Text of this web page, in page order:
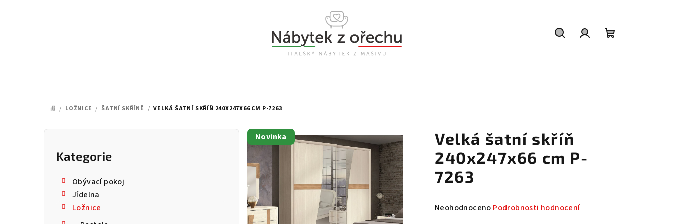
DOMŮ
/ LOŽNICE / ŠATNÍ SKŘÍNĚ / VELKÁ ŠATNÍ SKŘÍŇ 240X247X66 CM P-7263
P
Přeskočit
kategorie
Kategorie
Obývací pokoj
Jídelna
Ložnice
Velká šatní skříň
240x247x66 cm P-
7263
Průměrné
Neohodnoceno Podrobnosti hodnocení
Novinka